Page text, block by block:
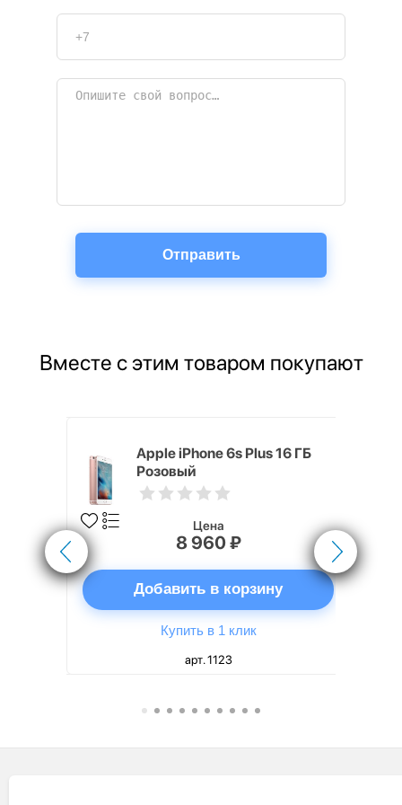
Вместе с этим товаром покупают
Apple iPhone 6s Plus 16 ГБ
Розовый
Цена
8 960 ₽
Добавить в корзину
Купить в 1 клик
арт. 1123